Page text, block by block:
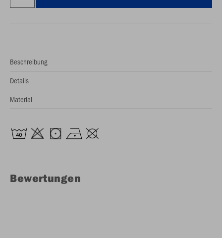
Beschreibung
Details
Material
Bewertungen